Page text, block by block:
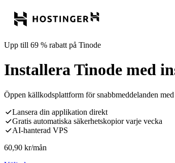
Upp till 69 % rabatt på Tinode
Installera Tinode med
Öppen källkodsplattform för snabbmeddelanden
Lansera din applikation direkt
Gratis automatiska säkerhetskopior varje vecka
AI-hanterad VPS
60,90 kr/mån